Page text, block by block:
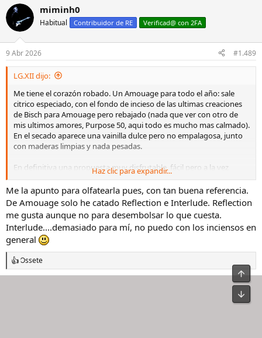
a
c
c
o
n
e
miminh0
Habitual Contribuidor de RE Verificad@ con 2FA
9 Abr 2026 #1.489
LG.XII dijo:
Me tiene el corazón robado. Un Amouage para todo el año: sale
citrico especiado, con el fondo de incieso de las ultimas creaciones
de Bisch para Amouage pero rebajado (nada que ver con otro de
mis ultimos amores, Purpose 50, aqui todo es mucho mas calmado).
En el secado aparece una vainilla dulce pero no empalagosa, junto
con maderas limpias y nada pesadas.
En definitiva una propuesta muy disfrutable, fácil pero a la vez
memorable. Y debe haber sido todo un exito de ventas cuando ya
se rumorea la salida de Decision 42…
Haz clic para expandir...
Me la apunto para olfatearla pues, con tan buena referencia.
De Amouage solo he catado Reflection e Interlude. Reflection
me gusta aunque no para desembolsar lo que cuesta.
Interlude....demasiado para mí, no puedo con los inciensos en
general
R
e
Ossete